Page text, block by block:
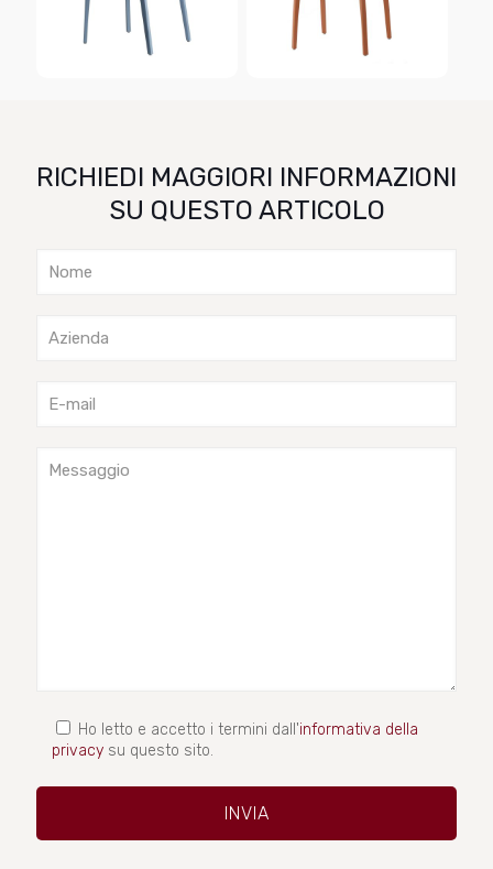
RICHIEDI MAGGIORI INFORMAZIONI
SU QUESTO ARTICOLO
Ho letto e accetto i termini dall'informativa della
privacy su questo sito.